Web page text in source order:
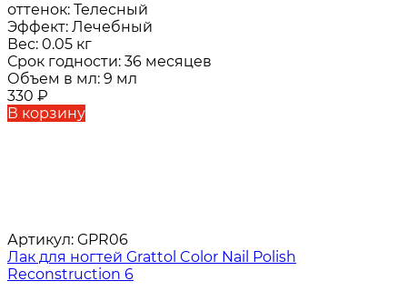
оттенок: Телесный
Эффект: Лечебный
Вес: 0.05 кг
Срок годности: 36 месяцев
Объем в мл: 9 мл
330 ₽
В корзину
Артикул: GPR06
Лак для ногтей Grattol Color Nail Polish
Reconstruction 6